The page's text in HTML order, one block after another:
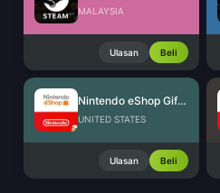
MALAYSIA
Ulasan Beli
Nintendo eShop Gift Card (US)
UNITED STATES
Ulasan Beli